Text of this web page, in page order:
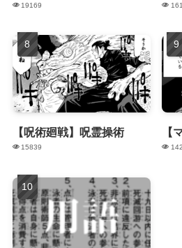
19169
【呪術廻戦】呪霊操術
15839
【